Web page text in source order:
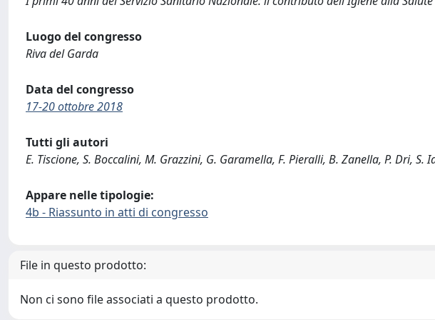
Luogo del congresso
Riva del Garda
Data del congresso
17-20 ottobre 2018
Tutti gli autori
E. Tiscione, S. Boccalini, M. Grazzini, G. Garamella, F. Pieralli, B. Zanella, P. Dri, S.
Appare nelle tipologie:
4b - Riassunto in atti di congresso
File in questo prodotto:
Non ci sono file associati a questo prodotto.